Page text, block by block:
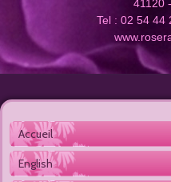
41120
Tel : 02 54 44
Accueil
English